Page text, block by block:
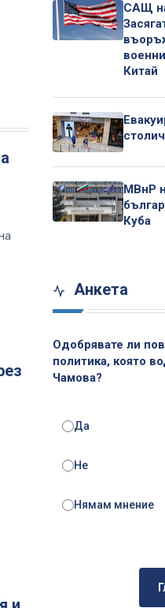
САЩ
Китай
МВнР
Куба
Анкета
Одобрявате ли
политика, която
Чамова?
Да
Не
Нямам мнение